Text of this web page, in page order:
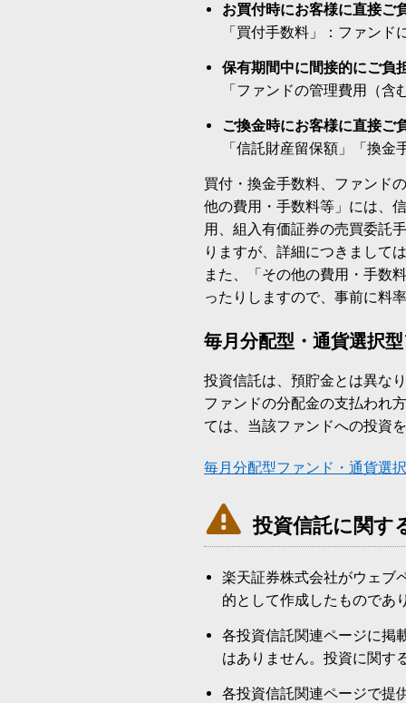
お買付時にお客様に直接ご
「買付手数料」：ファンド
保有期間中に間接的にご負
「ファンドの管理費用（
ご換金時にお客様に直接ご
「信託財産留保額」「換
買付・換金手数料、ファンド
他の費用・手数料等」には、
用、組入有価証券の売買委託
りますが、詳細につきまして
また、「その他の費用・手数
ったりしますので、事前に料
毎月分配型・通貨選択
投資信託は、預貯金とは異な
ファンドの分配金の支払われ
ては、当該ファンドへの投資
毎月分配型ファンド・通貨選
 投資信託に関す
楽天証券株式会社がウェブ
的として作成したものであ
各投資信託関連ページに掲
はありません。投資に関す
各投資信託関連ページで提